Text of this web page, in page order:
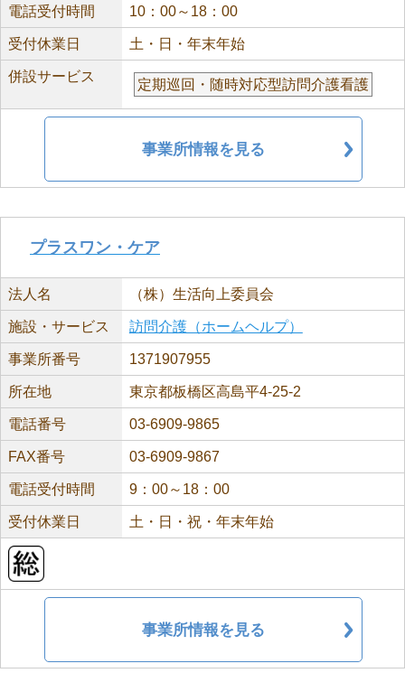
電話受付時間 10：00～18：00
受付休業日 土・日・年末年始
併設サービス
定期巡回・随時対応型訪問介護看護
事業所情報を見る
プラスワン・ケア
法人名 （株）生活向上委員会
施設・サービス 訪問介護（ホームヘルプ）
事業所番号 1371907955
所在地 東京都板橋区高島平4-25-2
電話番号 03-6909-9865
FAX番号 03-6909-9867
電話受付時間 9：00～18：00
受付休業日 土・日・祝・年末年始
事業所情報を見る